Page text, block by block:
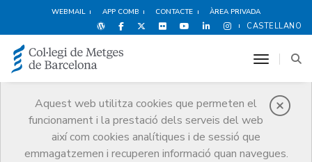
WEBMAIL APP COMB CONTACTE ÀREA PRIVADA
CASTELLANO
Aquest web utilitza cookies que permeten el
funcionament i la prestació dels serveis del web
així com cookies analítiques i de sessió que
emmagatzemen i recuperen informació quan navegues.
toggle
Premis
Premis Premis Edició 2012